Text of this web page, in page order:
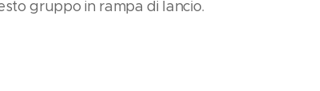
gruppo in rampa di lancio.